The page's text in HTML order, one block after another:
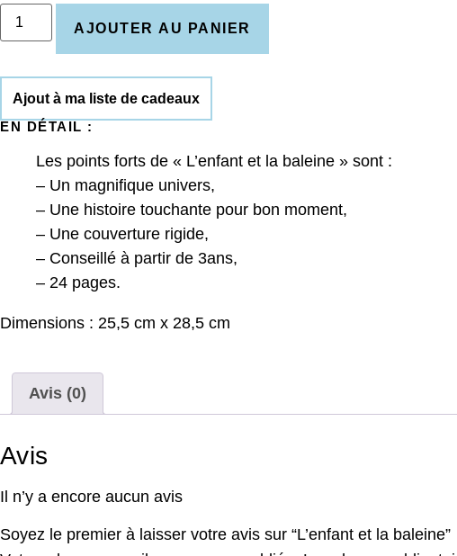
AJOUTER AU PANIER
Ajout à ma liste de cadeaux
EN DÉTAIL :
Les points forts de « L’enfant et la baleine » sont :
– Un magnifique univers,
– Une histoire touchante pour bon moment,
– Une couverture rigide,
– Conseillé à partir de 3ans,
– 24 pages.
Dimensions : 25,5 cm x 28,5 cm
Avis (0)
Avis
Il n’y a encore aucun avis
Soyez le premier à laisser votre avis sur “L’enfant et la baleine”